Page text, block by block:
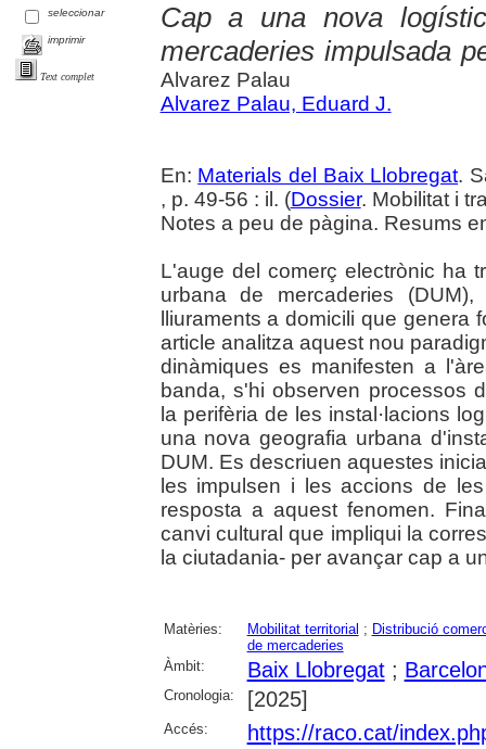
seleccionar
imprimir
Text complet
Cap a una nova
mercaderies impulsada
Alvarez Palau
Alvarez Palau, Eduard J.
En: Materials del Baix Llobregat.
, p. 49-56 : il. (Dossier. Mobilitat i
Notes a peu de pàgina. Resums
L'auge del comerç electrònic ha
urbana de mercaderies
lliuraments a domicili que
article analitza aquest nou
dinàmiques es manifesten a
banda, s'hi observen processos
la perifèria de les instal·lacions
una nova geografia urbana
DUM. Es descriuen aquestes
les impulsen i les accions de
resposta a aquest fenomen.
canvi cultural que impliqui la
la ciutadania- per avançar cap a
Matèries: Mobilitat territorial ; Distribució
de mercaderies
Àmbit:
Baix Llobregat;
Cronologia: [2025]
Accés: https://raco.cat/